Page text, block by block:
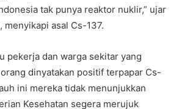
tak punya reaktor nuklir,” ujar
menyikapi asal Cs-137.
pekerja dan warga sekitar yang
dinyatakan positif terpapar Cs-
ini mereka tidak menunjukkan
Kesehatan segera merujuk